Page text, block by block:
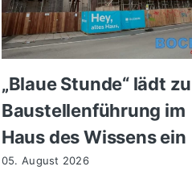
„Blaue Stunde“ lädt
Baustellenführung im
Haus des Wissens ein
05. August 2026